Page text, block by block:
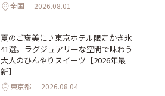
全国 2026.08.01
夏のご褒美に♪東京ホテル限定かき氷
41選。ラグジュアリーな空間で味わう
大人のひんやりスイーツ【2026年最
新】
東京都 2026.08.04